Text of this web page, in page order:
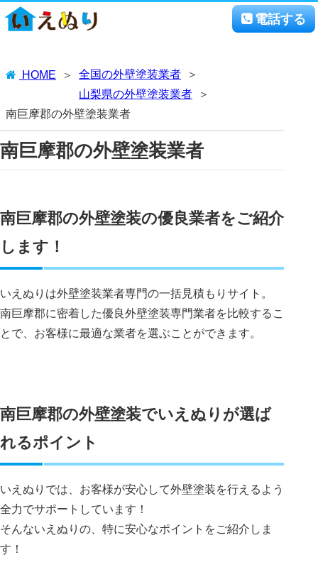
電話する
HOME
全国の外壁塗装業者
山梨県の外壁塗装業者
南巨摩郡の外壁塗装業者
南巨摩郡の外壁塗装業者
南巨摩郡の外壁塗装の優良業者をご紹介
します！
いえぬりは外壁塗装業者専門の一括見積もりサイト。
南巨摩郡に密着した優良外壁塗装専門業者を比較するこ
とで、お客様に最適な業者を選ぶことができます。
南巨摩郡の外壁塗装でいえぬりが選ば
れるポイント
いえぬりでは、お客様が安心して外壁塗装を行えるよう
全力でサポートしています！
そんないえぬりの、特に安心なポイントをご紹介しま
す！